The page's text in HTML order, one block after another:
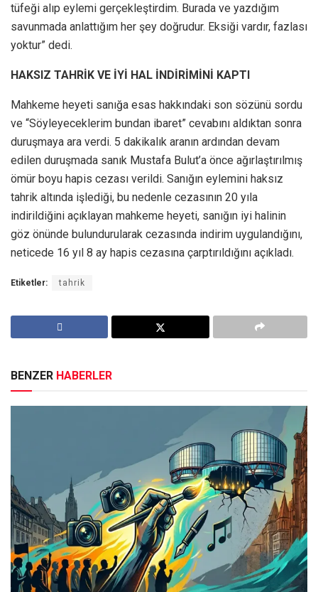
tüfeği alıp eylemi gerçekleştirdim. Burada ve yazdığım
savunmada anlattığım her şey doğrudur. Eksiği vardır, fazlası
yoktur” dedi.
HAKSIZ TAHRİK VE İYİ HAL İNDİRİMİNİ KAPTI
Mahkeme heyeti sanığa esas hakkındaki son sözünü sordu
ve “Söyleyeceklerim bundan ibaret” cevabını aldıktan sonra
duruşmaya ara verdi. 5 dakikalık aranın ardından devam
edilen duruşmada sanık Mustafa Bulut’a önce ağırlaştırılmış
ömür boyu hapis cezası verildi. Sanığın eylemini haksız
tahrik altında işlediği, bu nedenle cezasının 20 yıla
indirildiğini açıklayan mahkeme heyeti, sanığın iyi halinin
göz önünde bulundurularak cezasında indirim uygulandığını,
neticede 16 yıl 8 ay hapis cezasına çarptırıldığını açıkladı.
Etiketler: tahrik
BENZER HABERLER